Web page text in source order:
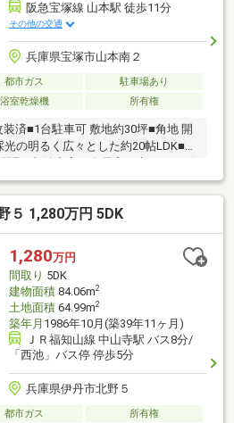
阪急宝塚線 山本駅 徒歩11分
その他の交通
兵庫県宝塚市山本南２
都市ガス
駐車場あり
浴室乾燥機 所有権
済■1台駐車可 敷地約30坪■角地 開
の明るく広々とした約20帖LDK■全
備充実！浴室乾燥機、食洗器など■
所■南向きバルコニー■小学校、スー
和7年12月リフォーム内容〉・シ
粧台新調・トイレ新調・クロス・フ
どお家探しは、『物件掲載数No.1』
ださい！ 0120-39-3909
５ 1,280万円 5DK
1,280万円
間取り 5DK
建物面積84.06m2
土地面積64.99m2
築年月 1986年10月(築39年11ヶ月)
ＪＲ福知山線 中山寺駅 バス8分/
「西池」バス停 停歩5分
兵庫県伊丹市北野５
都市ガス 所有権